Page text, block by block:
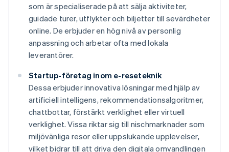
som är specialiserade på att sälja aktiviteter,
guidade turer, utflykter och biljetter till sevärdheter
online. De erbjuder en hög nivå av personlig
anpassning och arbetar ofta med lokala
leverantörer.
Startup-företag inom e-reseteknik
Dessa erbjuder innovativa lösningar med hjälp av
artificiell intelligens, rekommendationsalgoritmer,
chattbottar, förstärkt verklighet eller virtuell
verklighet. Vissa riktar sig till nischmarknader som
miljövänliga resor eller uppslukande upplevelser,
vilket bidrar till att driva den digitala omvandlingen